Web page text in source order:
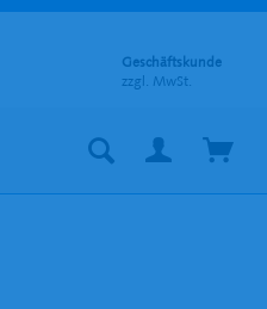
Geschäftskunde
zzgl. MwSt.